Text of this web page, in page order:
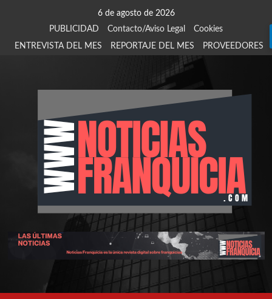
6 de agosto de 2026
PUBLICIDAD
Contacto/Aviso Legal
Cookies
ENTREVISTA DEL MES
REPORTAJE DEL MES PROVEEDORES